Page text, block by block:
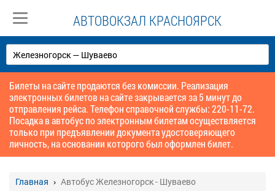
АВТОВОКЗАЛ КРАСНОЯРСК
Билеты на сайте продаются без комиссии. Реализация
электронных билетов на сайте закрывается за 5 минут до
отправления рейса. Телефон справочной службы: 220-11-72.
Посадка в автобус по электронным билетам осуществляется
только при предъявлении документа удостоверяющего
личность, на основании которого был оформлен билет.
Главная Автобус Железногорск - Шуваево